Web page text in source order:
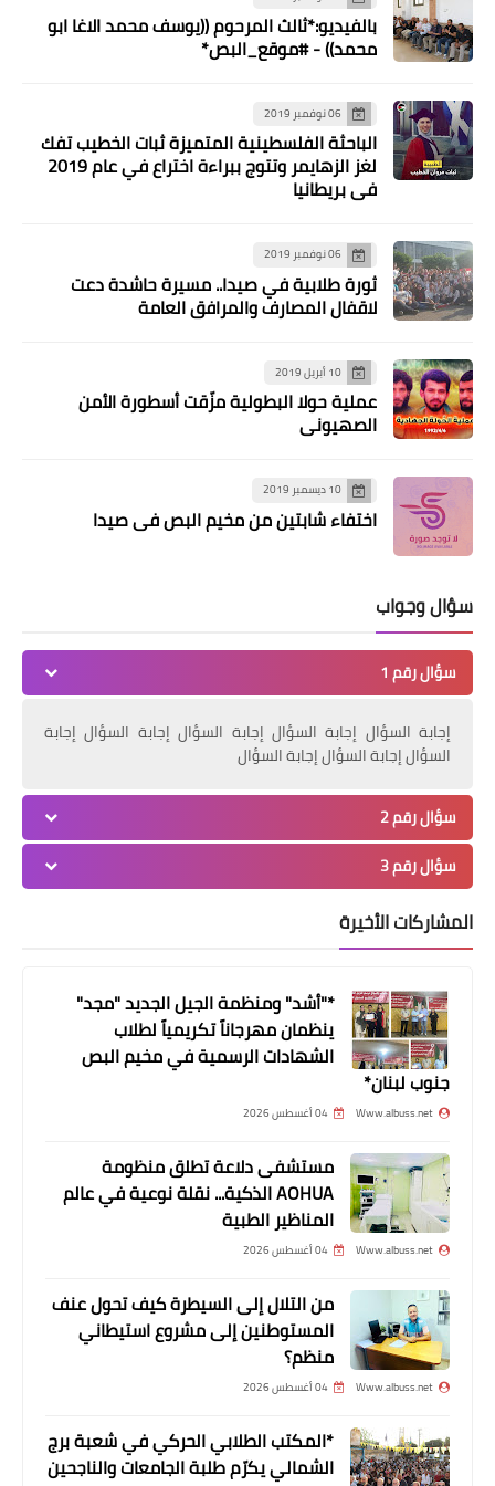
بالفيديو:*ثالث المرحوم ((يوسف محمد الاغا ابو
محمد)) - #موقع_البص*
06 نوفمبر 2019
الباحثة الفلسطينية المتميزة ثبات الخطيب تفك
لغز الزهايمر وتتوج ببراءة اختراع في عام 2019
في بريطانيا
06 نوفمبر 2019
ثورة طلابية في صيدا.. مسيرة حاشدة دعت
لاقفال المصارف والمرافق العامة
10 أبريل 2019
عملية حولا البطولية مزّقت أسطورة الأمن
الصهيوني
10 ديسمبر 2019
اختفاء شابتين من مخيم البص في صيدا
سؤال وجواب
سؤال رقم 1
إجابة السؤال إجابة السؤال إجابة السؤال إجابة السؤال إجابة
السؤال إجابة السؤال إجابة السؤال
سؤال رقم 2
سؤال رقم 3
المشاركات الأخيرة
*"أشد" ومنظمة الجيل الجديد "مجد"
ينظمان مهرجاناً تكريمياً لطلاب
الشهادات الرسمية في مخيم البص
جنوب لبنان*
Www.albuss.net 04 أغسطس 2026
مستشفى دلاعة تطلق منظومة
AOHUA الذكية... نقلة نوعية في عالم
المناظير الطبية
Www.albuss.net 04 أغسطس 2026
من التلال إلى السيطرة كيف تحول عنف
المستوطنين إلى مشروع استيطاني
منظم؟
Www.albuss.net 04 أغسطس 2026
*المكتب الطلابي الحركي في شعبة برج
الشمالي يكرّم طلبة الجامعات والناجحين